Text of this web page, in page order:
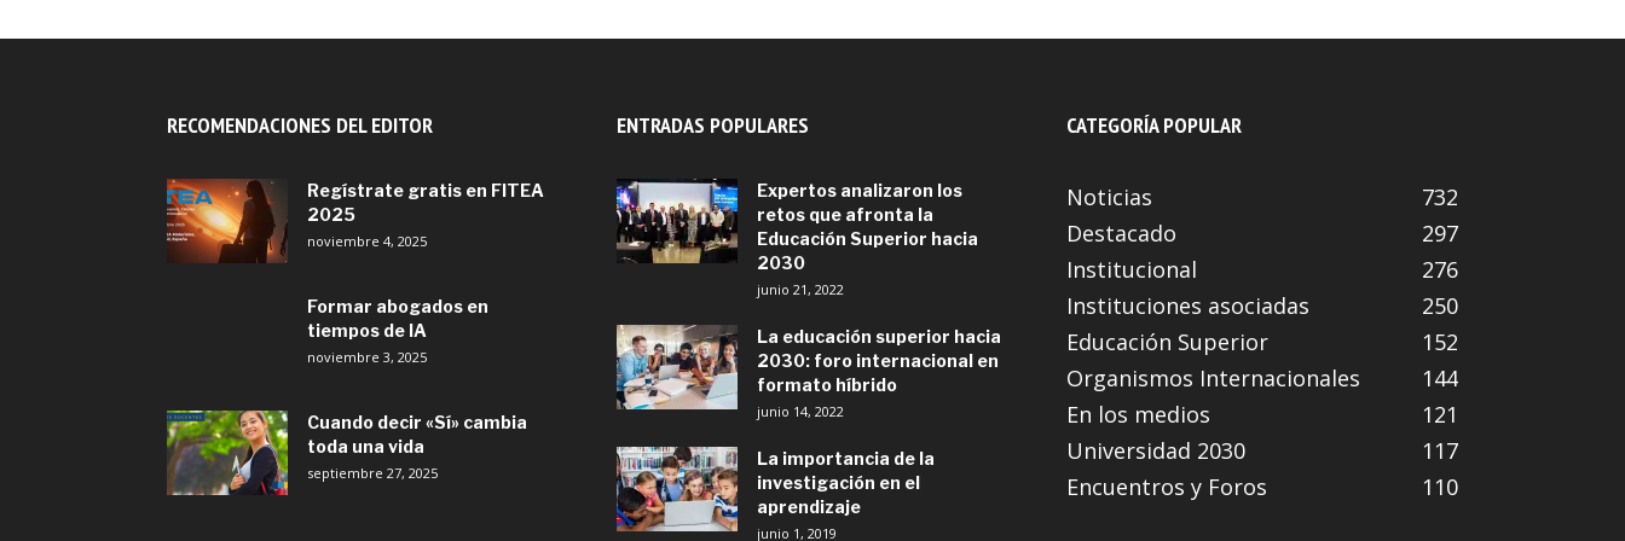
RECOMENDACIONES DEL EDITOR
Regístrate gratis en FITEA
2025
noviembre 4, 2025
Formar abogados en
tiempos de IA
noviembre 3, 2025
Cuando decir «Sí» cambia
toda una vida
septiembre 27, 2025
ENTRADAS POPULARES
Expertos analizaron los
retos que afronta la
Educación Superior hacia
2030
junio 21, 2022
La educación superior hacia
2030: foro internacional en
formato híbrido
junio 14, 2022
La importancia de la
investigación en el
aprendizaje
junio 1, 2019
CATEGORÍA POPULAR
Noticias
732
Destacado
297
Institucional
276
Instituciones asociadas
250
Educación Superior
152
Organismos Internacionales
144
En los medios
121
Universidad 2030
117
Encuentros y Foros
110